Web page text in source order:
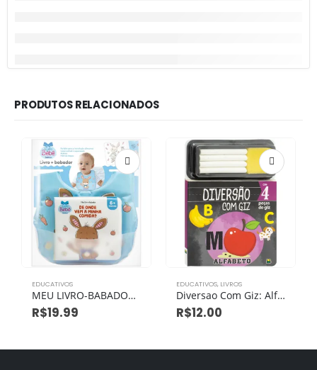
PRODUTOS RELACIONADOS
EDUCATIVOS
MEU LIVRO-BABADOR (AZ)
R$19.99
EDUCATIVOS, LIVROS
Diversao Com Giz: Alfabeto
R$12.00